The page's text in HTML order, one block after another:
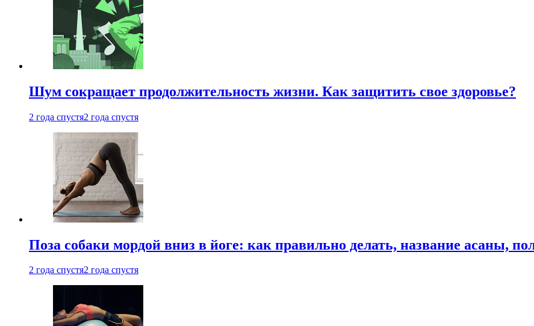
Шум сокращает продолжительность жизни. Как защитить свое здоровье?
2 года спустя2 года спустя
Поза собаки мордой вниз в йоге: как правильно делать, название асаны,
2 года спустя2 года спустя